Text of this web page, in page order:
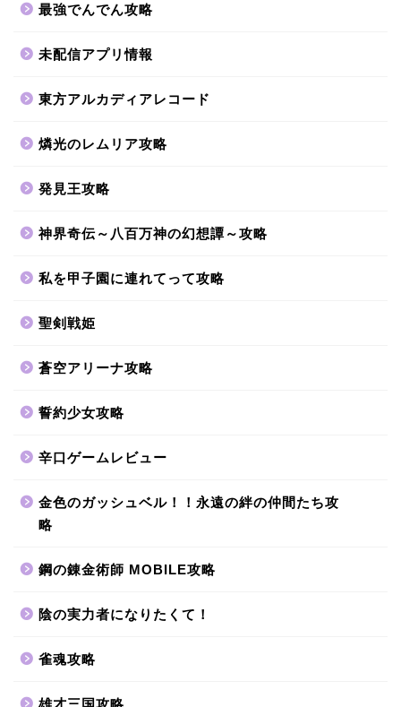
最強でんでん攻略
未配信アプリ情報
東方アルカディアレコード
燐光のレムリア攻略
発見王攻略
神界奇伝～八百万神の幻想譚～攻略
私を甲子園に連れてって攻略
聖剣戦姫
蒼空アリーナ攻略
誓約少女攻略
辛口ゲームレビュー
金色のガッシュベル！！永遠の絆の仲間たち攻
略
鋼の錬金術師 MOBILE攻略
陰の実力者になりたくて！
雀魂攻略
雄才三国攻略